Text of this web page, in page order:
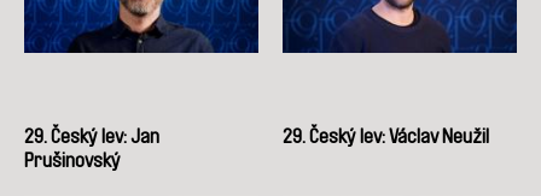
29. Český lev: Jan
Prušinovský
29. Český lev: Václav Neužil